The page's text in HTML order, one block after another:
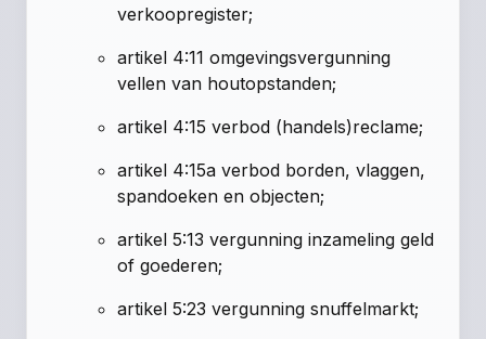
verkoopregister;
artikel 4:11 omgevingsvergunning
vellen van houtopstanden;
artikel 4:15 verbod (handels)reclame;
artikel 4:15a verbod borden, vlaggen,
spandoeken en objecten;
artikel 5:13 vergunning inzameling geld
of goederen;
artikel 5:23 vergunning snuffelmarkt;